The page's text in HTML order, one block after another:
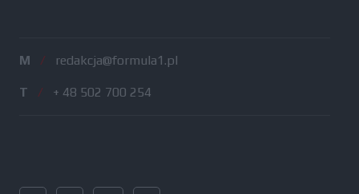
M / redakcja@formula1.pl
T / + 48 502 700 254